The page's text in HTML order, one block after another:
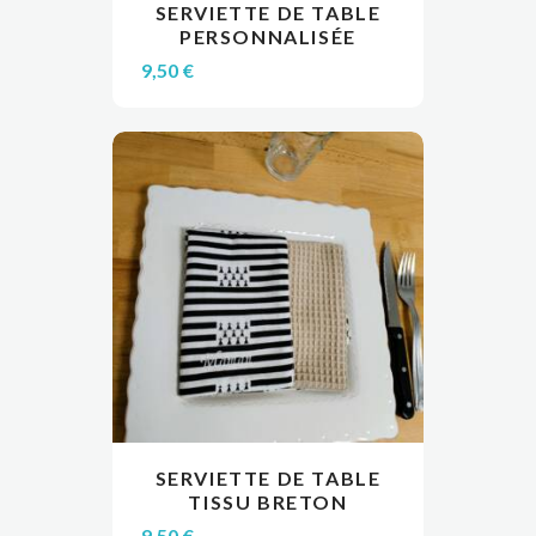
VIEW CHOIX DES OPTIONS
plusieurs
options
être
choisies
la
page
du
produit
SERVIETTE DE TABLE
PERSONNALISÉE
9,50 €
VIEW AJOUTER AU PANIER
SERVIETTE DE TABLE
TISSU BRETON